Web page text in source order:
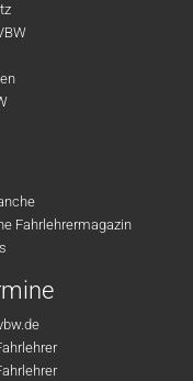
Fahrlehrermagazin